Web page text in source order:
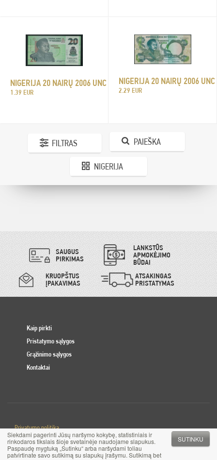
Siekdami pagerinti Jūsų naršymo kokybę, statistiniais ir
rinkodaros tikslais šioje svetainėje naudojame slapukus.
Paspaudę mygtuką „Sutinku“ arba naršydami toliau
patvirtinate savo sutikimą su slapukų įrašymu. Sutikimą bet
SUTINKU
NIGERIJA 20 NAIRŲ 2006 UNC
1.39 EUR
NIGERIJA 20 NAIRŲ 2006 UNC
2.29 EUR
FILTRAS PAIEŠKA
NIGERIJA
SAUGUS
PIRKIMAS
LANKSTŪS
APMOKĖJIMO
BŪDAI
KRUOPŠTUS
ĮPAKAVIMAS
ATSAKINGAS
PRISTATYMAS
Kaip pirkti
Pristatymo sąlygos
Grąžinimo sąlygos
Kontaktai
Privatumo politika
Slapuku politika
© 2017 MB Pinigai.lt. Visos teisės saugomos